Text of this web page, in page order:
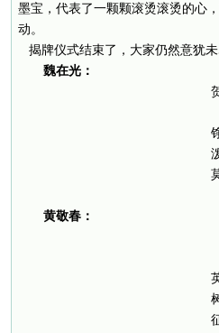
墨宝，代表了一颗颗滚烫滚烫的心
动。
揭牌仪式结束了，大家仍然意犹
魏在光：
黄敬春：